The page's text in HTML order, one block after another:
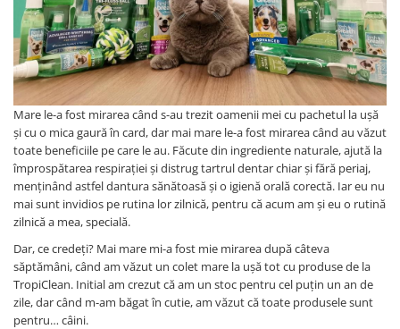
Mare le-a fost mirarea când s-au trezit oamenii mei cu pachetul la ușă
și cu o mica gaură în card, dar mai mare le-a fost mirarea când au văzut
toate beneficiile pe care le au. Făcute din ingrediente naturale, ajută la
împrospătarea respirației și distrug tartrul dentar chiar și fără periaj,
menținând astfel dantura sănătoasă și o igienă orală corectă. Iar eu nu
mai sunt invidios pe rutina lor zilnică, pentru că acum am și eu o rutină
zilnică a mea, specială.
Dar, ce credeți? Mai mare mi-a fost mie mirarea după câteva
săptămâni, când am văzut un colet mare la ușă tot cu produse de la
TropiClean. Initial am crezut că am un stoc pentru cel puțin un an de
zile, dar când m-am băgat în cutie, am văzut că toate produsele sunt
pentru… câini.